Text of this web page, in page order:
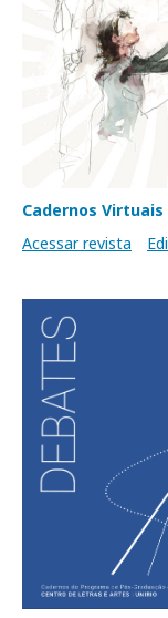
Cadernos
Acessar revista